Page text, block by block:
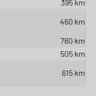
395 km
460 km
760 km
505 km
615 km